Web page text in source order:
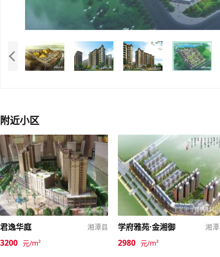
附近小区
君逸华庭 湘潭县
3200 元/m²
学府雅苑·金湘御 湘
2980 元/m²